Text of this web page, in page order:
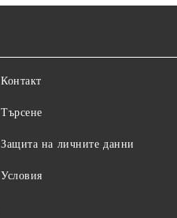
Контакт
Търсене
Защита на личните данни
Условия